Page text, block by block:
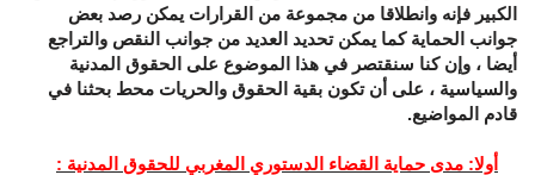
الكبير فإنه وانطلاقا من مجموعة من القرارات يمكن رصد بعض
جوانب الحماية كما يمكن تحديد العديد من جوانب النقص والتراجع
أيضا ، وإن كنا سنقتصر في هذا الموضوع على الحقوق المدنية
والسياسية ، على أن تكون بقية الحقوق والحريات محط بحثنا في
قادم المواضيع.
أولا: مدى حماية القضاء الدستوري المغربي للحقوق المدنية :